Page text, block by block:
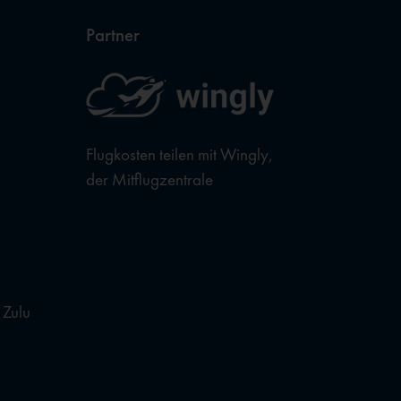
Partner
Flugkosten teilen mit Wingly,
der Mitflugzentrale